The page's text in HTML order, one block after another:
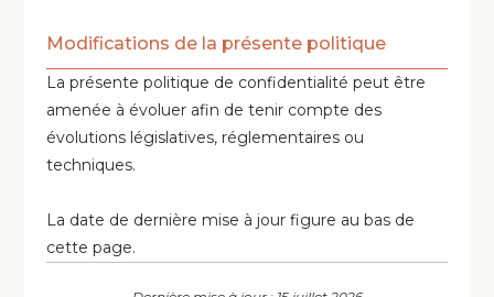
Modifications de la présente politique
La présente politique de confidentialité peut être
amenée à évoluer afin de tenir compte des
évolutions législatives, réglementaires ou
techniques.
La date de dernière mise à jour figure au bas de
cette page.